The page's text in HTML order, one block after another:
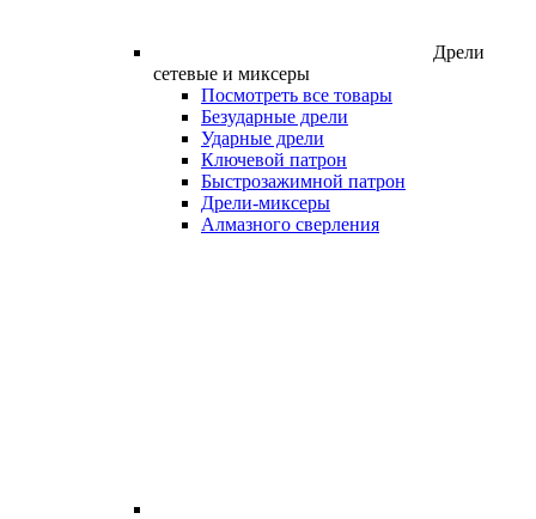
Дрели
сетевые и миксеры
Посмотреть все товары
Безударные дрели
Ударные дрели
Ключевой патрон
Быстрозажимной патрон
Дрели-миксеры
Алмазного сверления